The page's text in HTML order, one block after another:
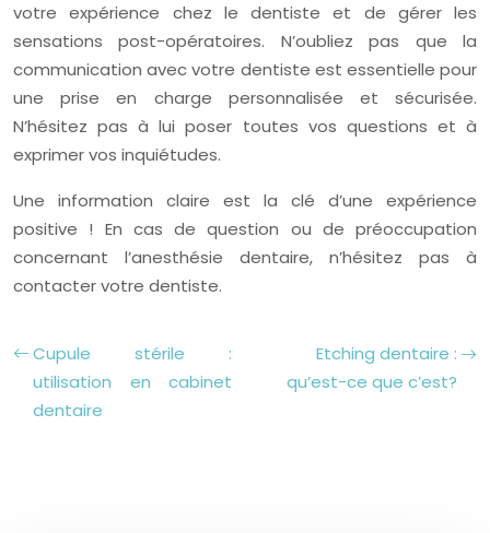
votre expérience chez le dentiste et de gérer les
sensations post-opératoires. N’oubliez pas que la
communication avec votre dentiste est essentielle pour
une prise en charge personnalisée et sécurisée.
N’hésitez pas à lui poser toutes vos questions et à
exprimer vos inquiétudes.
Une information claire est la clé d’une expérience
positive ! En cas de question ou de préoccupation
concernant l’anesthésie dentaire, n’hésitez pas à
contacter votre dentiste.
Cupule stérile :
utilisation en cabinet
dentaire
Etching dentaire :
qu’est-ce que c’est?